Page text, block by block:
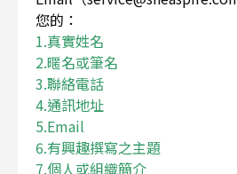
您的：
1.真實姓名
2.暱名或筆名
3.聯絡電話
4.通訊地址
5.Email
6.有興趣撰寫之主題
7.個人或組織簡介